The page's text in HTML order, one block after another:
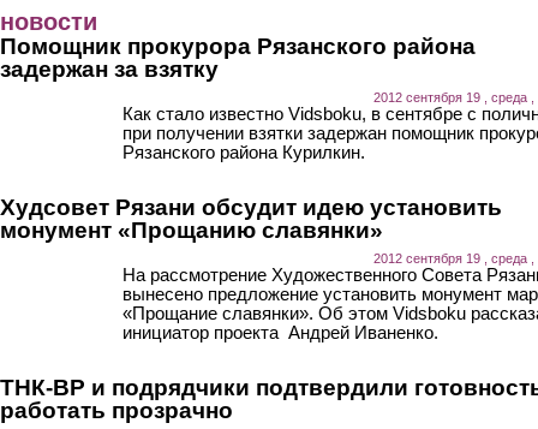
новости
Помощник прокурора Рязанского района
задержан за взятку
2012 сентября 19 , среда ,
Как стало известно Vidsboku, в сентябре с
при получении взятки задержан помощник
Рязанского района Курилкин.
Худсовет Рязани обсудит идею установить
монумент «Прощанию славянки»
2012 сентября 19 , среда ,
На рассмотрение Художественного Совета
вынесено предложение установить монумент
«Прощание славянки». Об этом Vidsboku
инициатор проекта Андрей Иваненко.
ТНК-ВР и подрядчики подтвердили
работать прозрачно